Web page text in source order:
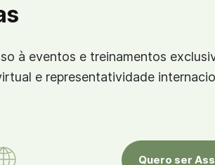
à eventos e treinamentos
e representatividade
Quero ser